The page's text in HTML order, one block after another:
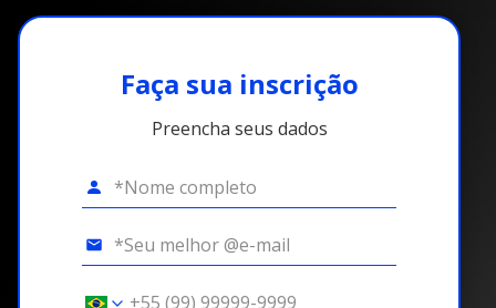
Faça sua inscrição
Preencha seus dados